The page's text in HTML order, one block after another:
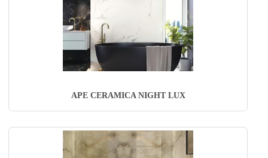
APE CERAMICA NIGHT LUX